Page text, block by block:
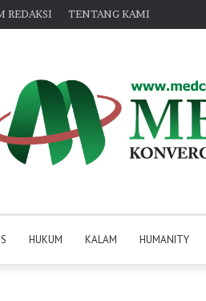
REDAKSI TENTANG KAMI
HUKUM KALAM HUMANITY